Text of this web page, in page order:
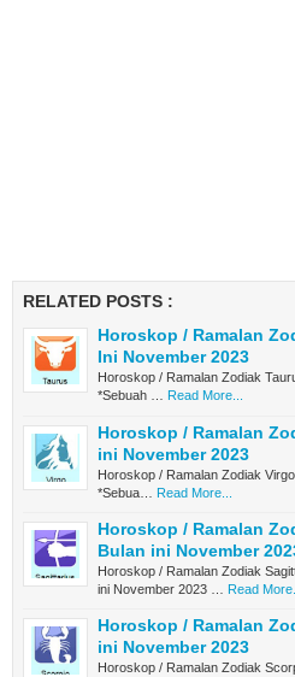
RELATED POSTS :
Horoskop / Ramalan
Ini November 2023
Horoskop / Ramalan Zodiak
*Sebuah … Read More...
Horoskop / Ramalan
ini November 2023
Horoskop / Ramalan Zodiak
*Sebua…
Read More...
Horoskop / Ramalan
Bulan ini November
Horoskop / Ramalan Zodiak
ini November 2023 …
Read More...
Horoskop / Ramalan
ini November 2023
Horoskop / Ramalan Zodiak